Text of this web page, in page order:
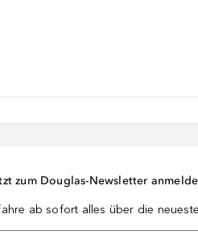
zum Douglas-Newsletter
ab sofort alles über die